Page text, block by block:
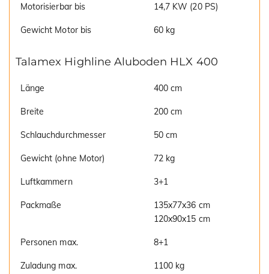
Motorisierbar bis 14,7 KW (20 PS)
Gewicht Motor bis 60 kg
Talamex Highline Aluboden HLX 400
Länge 400 cm
Breite 200 cm
Schlauchdurchmesser 50 cm
Gewicht (ohne Motor) 72 kg
Luftkammern 3+1
Packmaße
135x77x36 cm
120x90x15 cm
Personen max. 8+1
Zuladung max. 1100 kg